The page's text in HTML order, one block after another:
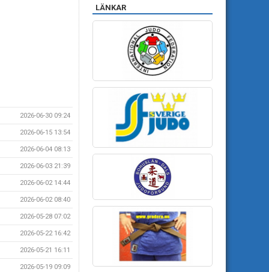
2026-06-30 09:24
2026-06-15 13:54
2026-06-04 08:13
2026-06-03 21:39
2026-06-02 14:44
2026-06-02 08:40
2026-05-28 07:02
2026-05-22 16:42
2026-05-21 16:11
2026-05-19 09:09
LÄNKAR